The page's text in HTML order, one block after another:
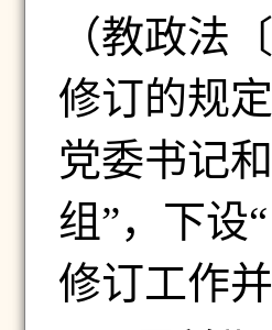
（教政法〔
修订的规定
党委书记
组”，下设
修订工作